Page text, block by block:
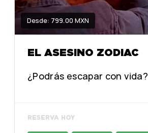
Desde: 799.00 MXN
EL ASESINO ZODIAC
¿Podrás escapar con vida?
RESERVA HOY